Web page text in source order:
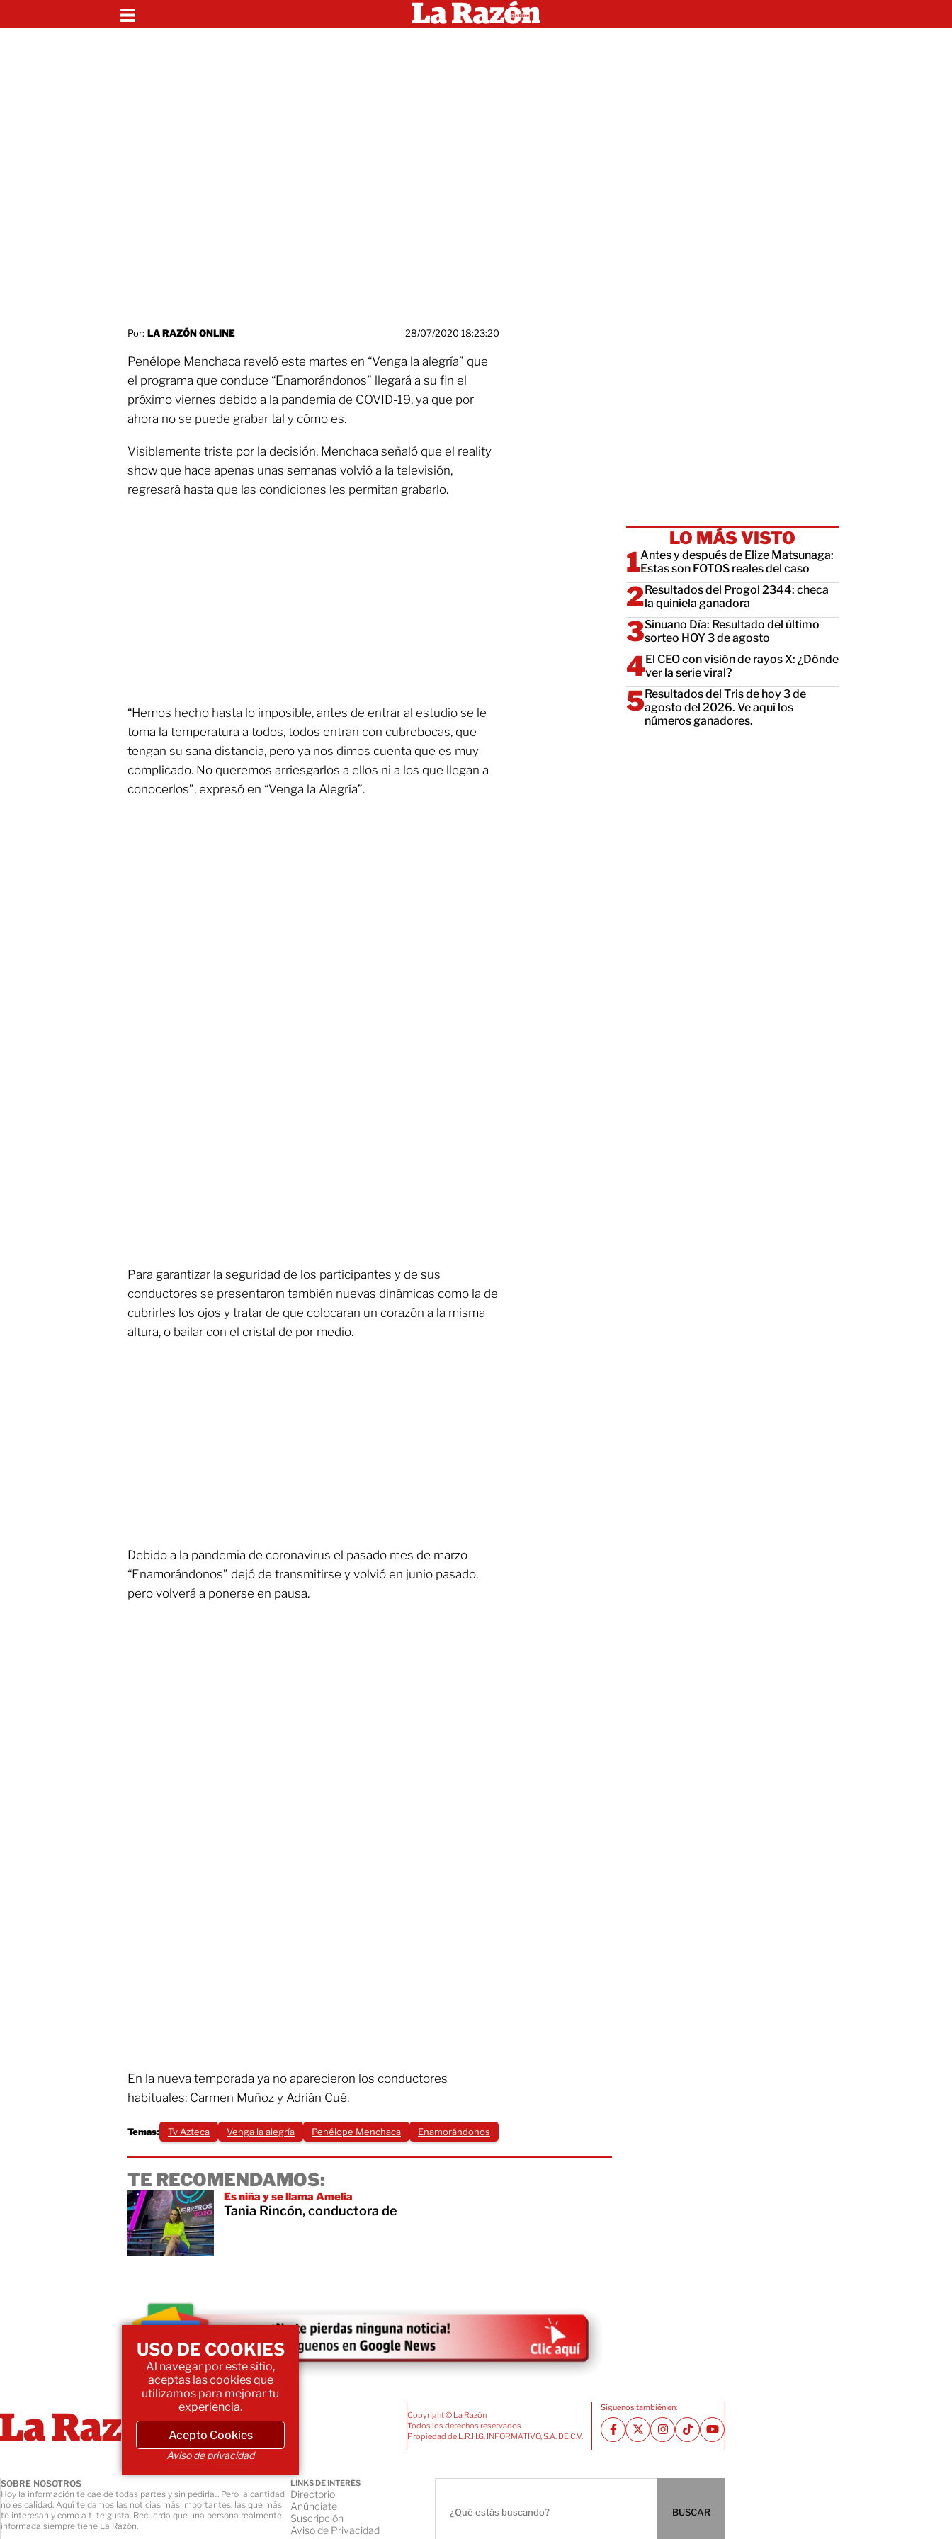
Por: LA RAZÓN ONLINE 28/07/2020 18:23:20
Penélope Menchaca reveló este martes en “Venga la alegría” que
el programa que conduce “Enamorándonos” llegará a su fin el
próximo viernes debido a la pandemia de COVID-19, ya que por
ahora no se puede grabar tal y cómo es.
Visiblemente triste por la decisión, Menchaca señaló que el reality
show que hace apenas unas semanas volvió a la televisión,
regresará hasta que las condiciones les permitan grabarlo.
“Hemos hecho hasta lo imposible, antes de entrar al estudio se le
toma la temperatura a todos, todos entran con cubrebocas, que
tengan su sana distancia, pero ya nos dimos cuenta que es muy
complicado. No queremos arriesgarlos a ellos ni a los que llegan a
conocerlos”, expresó en “Venga la Alegría”.
Para garantizar la seguridad de los participantes y de sus
conductores se presentaron también nuevas dinámicas como la de
cubrirles los ojos y tratar de que colocaran un corazón a la misma
altura, o bailar con el cristal de por medio.
Debido a la pandemia de coronavirus el pasado mes de marzo
“Enamorándonos” dejó de transmitirse y volvió en junio pasado,
pero volverá a ponerse en pausa.
En la nueva temporada ya no aparecieron los conductores
habituales: Carmen Muñoz y Adrián Cué.
Temas: Tv Azteca Venga la alegría Penélope Menchaca Enamorándonos
TE RECOMENDAMOS:
Es niña y se llama Amelia
Tania Rincón, conductora de
LO MÁS VISTO
Antes y después de Elize Matsunaga:
Estas son FOTOS reales del caso
Resultados del Progol 2344: checa
la quiniela ganadora
Sinuano Día: Resultado del último
sorteo HOY 3 de agosto
El CEO con visión de rayos X: ¿Dónde
ver la serie viral?
Resultados del Tris de hoy 3 de
agosto del 2026. Ve aquí los
números ganadores.
Copyright © La Razón
Todos los derechos reservados
Propiedad de L.R.H.G. INFORMATIVO, S.A. DE C.V.
Siguenos también en:
SOBRE NOSOTROS
Hoy la información te cae de todas partes y sin pedirla... Pero la cantidad
no es calidad. Aquí te damos las noticias más importantes, las que más
te interesan y como a ti te gusta. Recuerda que una persona realmente
informada siempre tiene La Razón.
LINKS DE INTERÉS
Directorio
Anúnciate
Suscripción
Aviso de Privacidad
BUSCAR
USO DE COOKIES
Al navegar por este sitio,
aceptas las cookies que
utilizamos para mejorar tu
experiencia.
Acepto Cookies
Aviso de privacidad